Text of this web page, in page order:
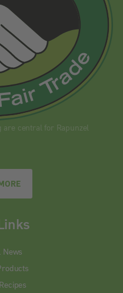
central for Rapunzel
News